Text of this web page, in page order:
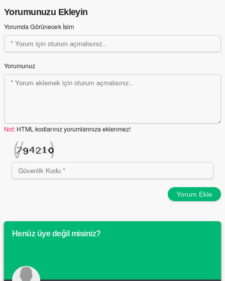
Yorumunuzu Ekleyin
Yorumda Görünecek İsim
Yorumunuz
Not: HTML kodlarınız yorumlarınıza eklenmez!
Yorum Ekle
Henüz üye değil misiniz?